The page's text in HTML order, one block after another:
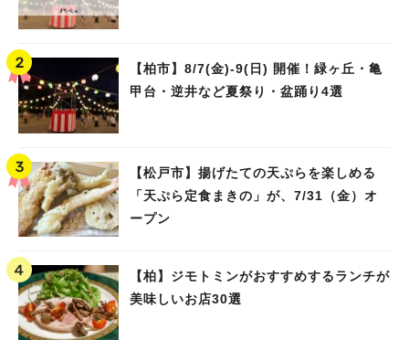
【柏市】8/7(金)‐9(日) 開催！緑ヶ丘・亀
甲台・逆井など夏祭り・盆踊り4選
【松戸市】揚げたての天ぷらを楽しめる
「天ぷら定食まきの」が、7/31（金）オ
ープン
【柏】ジモトミンがおすすめするランチが
美味しいお店30選